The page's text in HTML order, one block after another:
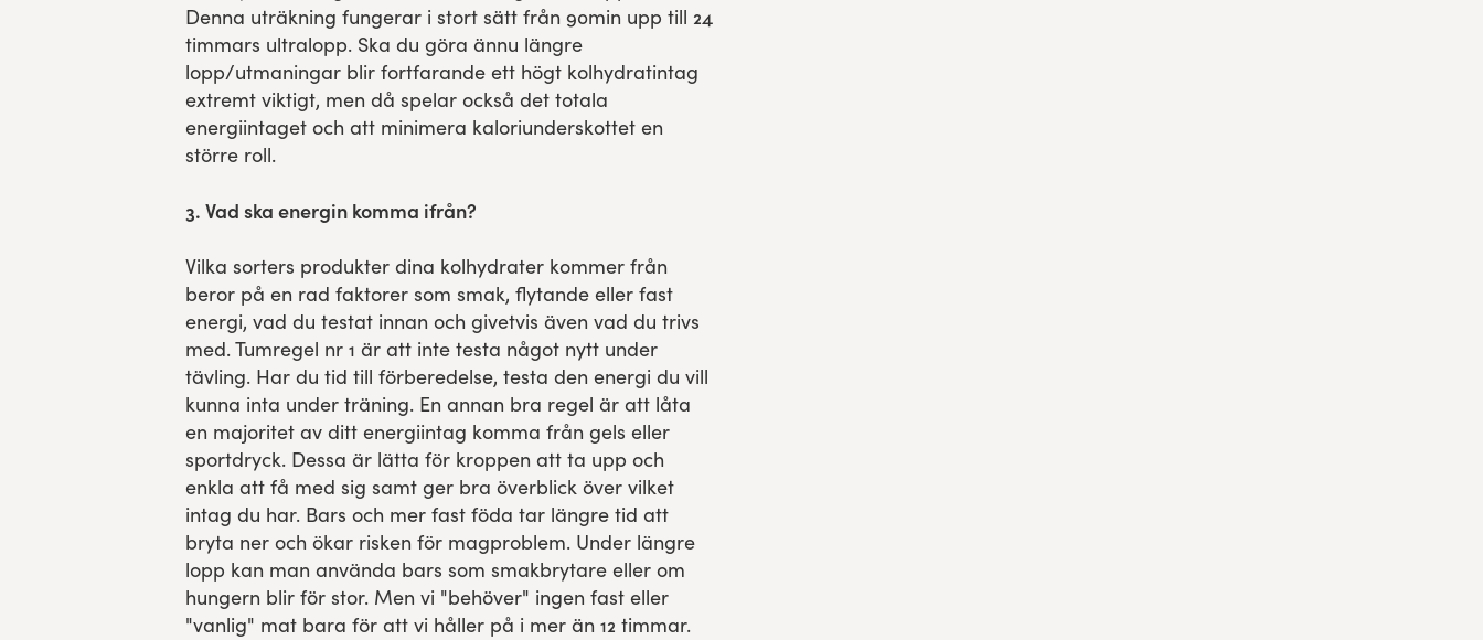
Denna uträkning fungerar i stort sätt från 90min upp till 24
timmars ultralopp. Ska du göra ännu längre
lopp/utmaningar blir fortfarande ett högt kolhydratintag
extremt viktigt, men då spelar också det totala
energiintaget och att minimera kaloriunderskottet en
större roll.
3. Vad ska energin komma ifrån?
Vilka sorters produkter dina kolhydrater kommer från
beror på en rad faktorer som smak, flytande eller fast
energi, vad du testat innan och givetvis även vad du trivs
med. Tumregel nr 1 är att inte testa något nytt under
tävling. Har du tid till förberedelse, testa den energi du vill
kunna inta under träning. En annan bra regel är att låta
en majoritet av ditt energiintag komma från gels eller
sportdryck. Dessa är lätta för kroppen att ta upp och
enkla att få med sig samt ger bra överblick över vilket
intag du har. Bars och mer fast föda tar längre tid att
bryta ner och ökar risken för magproblem. Under längre
lopp kan man använda bars som smakbrytare eller om
hungern blir för stor. Men vi "behöver" ingen fast eller
"vanlig" mat bara för att vi håller på i mer än 12 timmar.